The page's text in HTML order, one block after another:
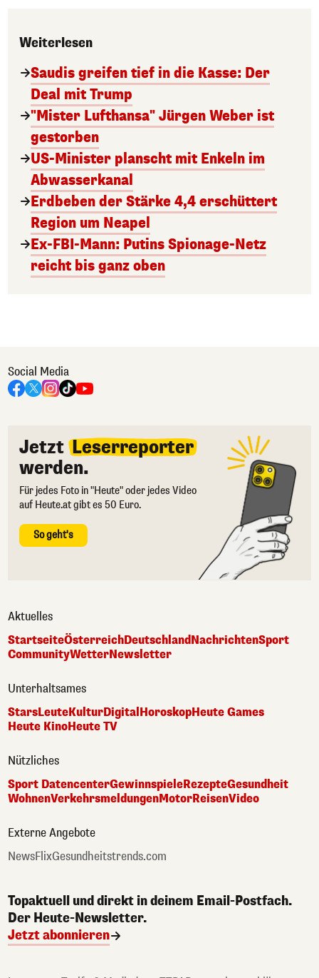
Weiterlesen
Saudis greifen tief in die Kasse: Der
Deal mit Trump
"Mister Lufthansa" Jürgen Weber ist
gestorben
US-Minister planscht mit Enkeln im
Abwasserkanal
Erdbeben der Stärke 4,4 erschüttert
Region um Neapel
Ex-FBI-Mann: Putins Spionage-Netz
reicht bis ganz oben
Social Media
Jetzt Leserreporter
werden.
Für jedes Foto in "Heute" oder jedes Video
auf Heute.at gibt es 50 Euro.
So geht's
Aktuelles
StartseiteÖsterreichDeutschlandNachrichtenSport
CommunityWetterNewsletter
Unterhaltsames
StarsLeuteKulturDigitalHoroskopHeute Games
Heute KinoHeute TV
Nützliches
Sport DatencenterGewinnspieleRezepteGesundheit
WohnenVerkehrsmeldungenMotorReisenVideo
Externe Angebote
NewsFlixGesundheitstrends.com
Topaktuell und direkt in deinem Email-Postfach.
Der Heute-Newsletter.
Jetzt abonnieren